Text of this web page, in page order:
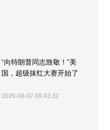
“向特朗普同志致敬！”美
国，超级抹红大赛开始了
2026-08-07 09:43:32